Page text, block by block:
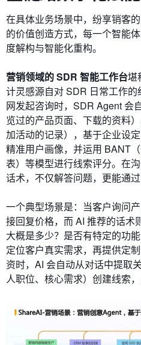
在具体业务场景中，纷享销客
的价值创造方式，每一个智能
度解构与智能化重构。
营销领域的 SDR 智能工作台堪
计灵感源自对 SDR 日常工作
网发起咨询时，SDR Agent 会
览过的产品页面、下载的资料
加活动的记录），基于企业设
精准用户画像，并运用 BANT
表）等模型进行线索评分。在
话术，不仅解答问题，更能通
一个典型场景是：当客户询问
接回复价格，而 AI 推荐的话术
大概是多少？是否有特定的功
定位客户真实需求，再提供定
资时，AI 会自动从对话中提取
人职位、核心需求）创建线索